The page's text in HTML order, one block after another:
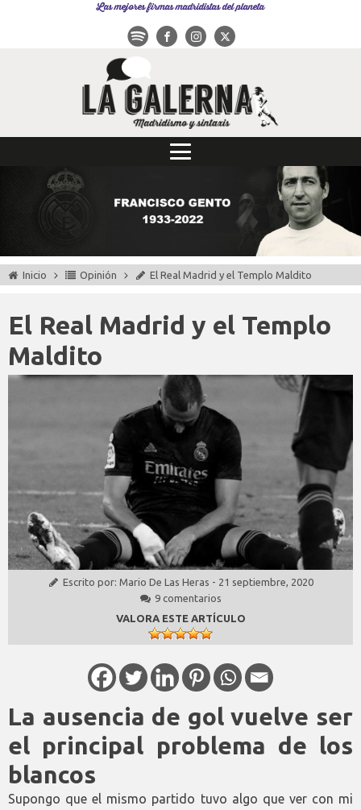
Las mejores firmas madridistas del planeta
Inicio Opinión El Real Madrid y el Templo Maldito
El Real Madrid y el Templo
Maldito
Escrito por: Mario De Las Heras - 21 septiembre, 2020
9 comentarios
VALORA ESTE ARTÍCULO
La ausencia de gol vuelve ser
el principal problema de los
blancos
Supongo que el mismo partido tuvo algo que ver con mi